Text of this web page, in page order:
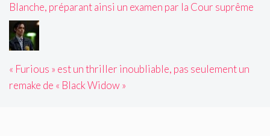
Blanche, préparant ainsi un examen par la Cour suprême
« Furious » est un thriller inoubliable, pas seulement un
remake de « Black Widow »